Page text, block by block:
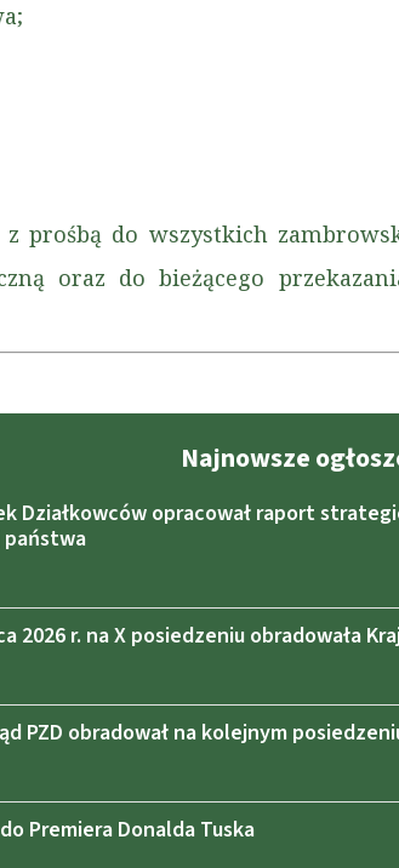
Najnowsze
Działkowców opracował raport
2026 r. na X posiedzeniu obradowała
PZD obradował na kolejnym
Premiera Donalda Tuska
prośbą do wszystkich
oraz do bieżącego